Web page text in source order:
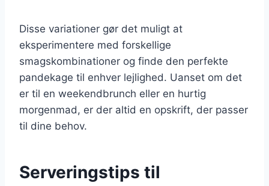
Disse variationer gør det muligt at
eksperimentere med forskellige
smagskombinationer og finde den perfekte
pandekage til enhver lejlighed. Uanset om det
er til en weekendbrunch eller en hurtig
morgenmad, er der altid en opskrift, der passer
til dine behov.
Serveringstips til